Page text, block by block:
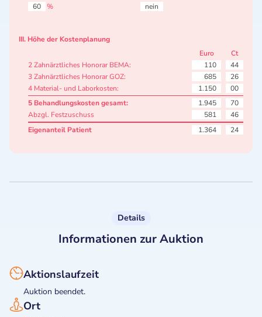
60
%
nein
III. Höhe der Kostenplanung
Euro
Ct
2 Zahnärztliches Honorar BEMA:
110
44
3 Zahnärztliches Honorar GOZ:
685
26
4 Material- und Laborkosten:
1.150
00
5 Behandlungskosten gesamt:
1.945
70
Abzgl. Festzuschuss
581
46
Eigenanteil Patient
1.364 24
Details
Informationen zur Auktion
Aktionslaufzeit
Auktion beendet.
Ort